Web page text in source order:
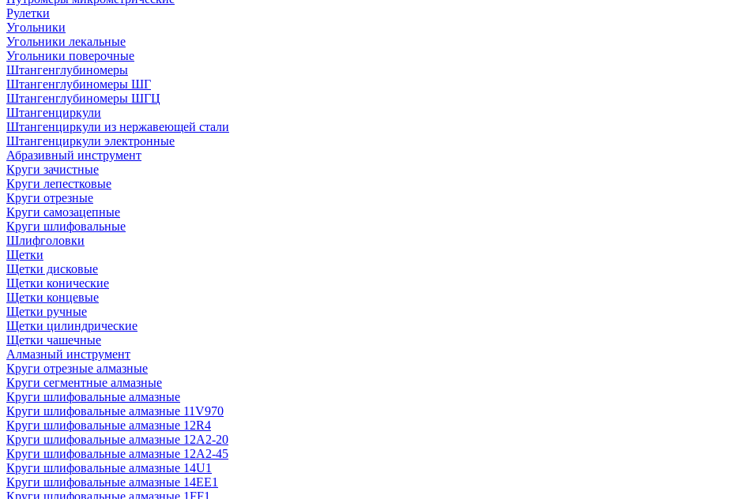
Рулетки
Угольники
Угольники лекальные
Угольники поверочные
Штангенглубиномеры
Штангенглубиномеры ШГ
Штангенглубиномеры ШГЦ
Штангенциркули
Штангенциркули из нержавеющей стали
Штангенциркули электронные
Абразивный инструмент
Круги зачистные
Круги лепестковые
Круги отрезные
Круги самозацепные
Круги шлифовальные
Шлифголовки
Щетки
Щетки дисковые
Щетки конические
Щетки концевые
Щетки ручные
Щетки цилиндрические
Щетки чашечные
Алмазный инструмент
Круги отрезные алмазные
Круги сегментные алмазные
Круги шлифовальные алмазные
Круги шлифовальные алмазные 11V970
Круги шлифовальные алмазные 12R4
Круги шлифовальные алмазные 12А2-20
Круги шлифовальные алмазные 12А2-45
Круги шлифовальные алмазные 14U1
Круги шлифовальные алмазные 14ЕЕ1
Круги шлифовальные алмазные 1FF1